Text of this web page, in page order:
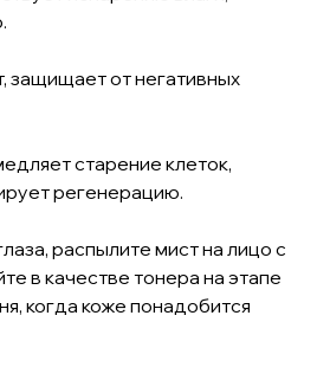
защищает от негативных
старение клеток,
регенерацию.
распылите мист на лицо с
в качестве тонера на этапе
когда коже понадобится